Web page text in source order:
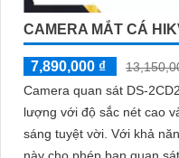
CAMERA MẮT CÁ
7,890,000 ₫
Camera quan sát DS-
lượng với độ sắc nét cao
sáng tuyệt vời. Với khả năng hồng ngoại SMD tối ưu, camera
này cho phép bạn quan